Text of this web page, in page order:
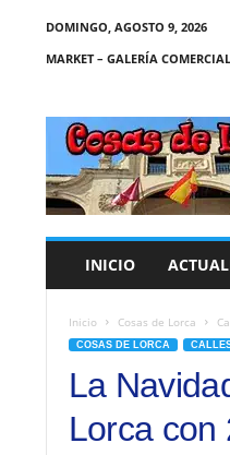
DOMINGO, AGOSTO 9, 2026
MARKET – GALERÍA COMERCIAL
C
A
S
INICIO
Inicio Cosas de Lorca
COSAS DE LORCA
La
Lorca con